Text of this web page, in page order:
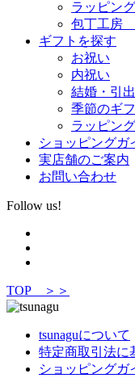
ラッピング
包丁工房
ギフトを探す
お祝い
内祝い
結婚・引
季節のギ
ラッピング
ショッピングガ
実店舗のご案内
お問い合わせ
Follow us!
TOP ＞＞
tsunaguについて
特定商取引法に
ショッピングガ